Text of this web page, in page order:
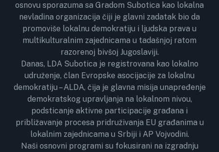
osnovu sporazuma sa Gradom Subotica kao lokalna
nevladina organizacija čiji je glavni zadatak bio da
promoviše lokalnu demokratiju i ljudska prava u
multikulturalnim zajednicama u tadašnjoj ratom
razorenoj bivšoj Jugoslaviji.
Danas, LDA Subotica je registrovana kao lokalno
udruženje, član Evropske asocijacije za lokalnu
demokratiju – ALDA, čija je glavna misija unapređenje
demokratskog upravljanja na lokalnom nivou,
podsticanje aktivne participacije građana i
približavanje procesa pridruživanja EU građanima u
lokalnim zajednicama u Srbiji i AP Vojvodini.
Naši osnovni programi su fokusirani na izgradnju